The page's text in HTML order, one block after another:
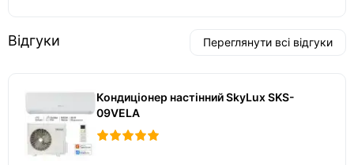
Відгуки Переглянути всі відгуки
Кондиціонер настінний SkyLux SKS-
09VELA